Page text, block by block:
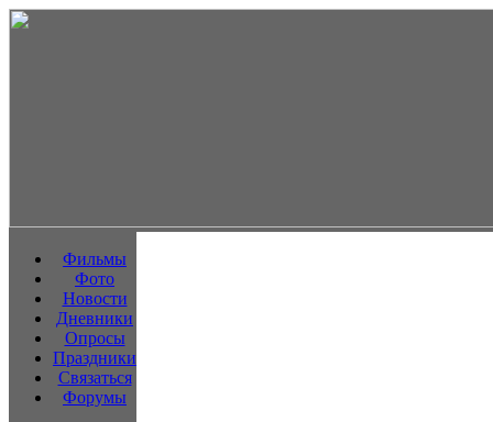
Фильмы
Фото
Новости
Дневники
Опросы
Праздники
Связаться
Форумы